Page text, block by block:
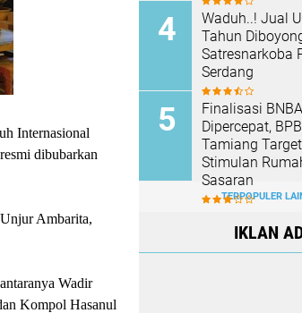
Internasional
dibubarkan
Ambarita,
Wadir
Kompol Hasanul
Waduh..! Jual
Tahun
Satresnarkoba
Serdang
Finalisasi
Dipercepat,
Tamiang
Stimulan
Sasaran
TERPOPULER
IKLAN